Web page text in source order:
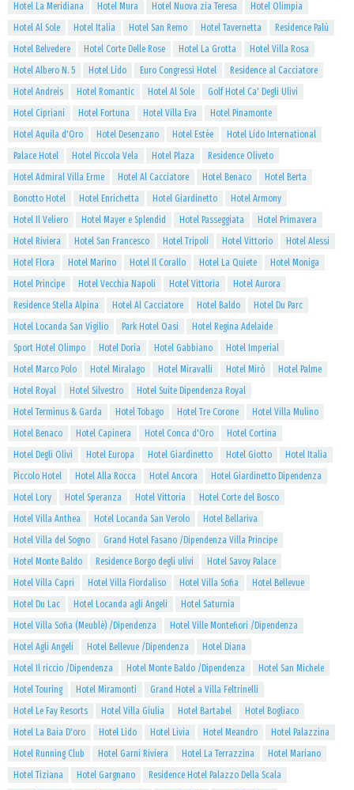
Hotel La Meridiana
Hotel Mura Hotel Nuova zia Teresa
Hotel Olimpia
Hotel Al Sole
Hotel Italia Hotel San Remo Hotel Tavernetta
Residence Palù
Hotel Belvedere
Hotel Corte Delle Rose Hotel La Grotta
Hotel Villa Rosa
Hotel Albero N. 5
Hotel Lido Euro Congressi Hotel
Residence al Cacciatore
Hotel Andreis
Hotel Romantic Hotel Al Sole
Golf Hotel Ca' Degli Ulivi
Hotel Cipriani
Hotel Fortuna Hotel Villa Eva
Hotel Pinamonte
Hotel Aquila d'Oro
Hotel Desenzano Hotel Estée
Hotel Lido International
Palace Hotel
Hotel Piccola Vela Hotel Plaza
Residence Oliveto
Hotel Admiral Villa Erme
Hotel Al Cacciatore Hotel Benaco
Hotel Berta
Bonotto Hotel
Hotel Enrichetta Hotel Giardinetto
Hotel Armony
Hotel Il Veliero
Hotel Mayer e Splendid Hotel Passeggiata
Hotel Primavera
Hotel Riviera
Hotel San Francesco Hotel Tripoli Hotel Vittorio
Hotel Alessi
Hotel Flora
Hotel Marino Hotel Il Corallo Hotel La Quiete
Hotel Moniga
Hotel Principe
Hotel Vecchia Napoli Hotel Vittoria
Hotel Aurora
Residence Stella Alpina
Hotel Al Cacciatore Hotel Baldo
Hotel Du Parc
Hotel Locanda San Vigilio
Park Hotel Oasi
Hotel Regina Adelaide
Sport Hotel Olimpo
Hotel Doria Hotel Gabbiano
Hotel Imperial
Hotel Marco Polo
Hotel Miralago Hotel Miravalli Hotel Mirò
Hotel Palme
Hotel Royal
Hotel Silvestro
Hotel Suite Dipendenza Royal
Hotel Terminus & Garda
Hotel Tobago Hotel Tre Corone
Hotel Villa Mulino
Hotel Benaco
Hotel Capinera Hotel Conca d'Oro
Hotel Cortina
Hotel Degli Olivi
Hotel Europa Hotel Giardinetto Hotel Giotto
Hotel Italia
Piccolo Hotel
Hotel Alla Rocca Hotel Ancora
Hotel Giardinetto Dipendenza
Hotel Lory
Hotel Speranza Hotel Vittoria
Hotel Corte del Bosco
Hotel Villa Anthea
Hotel Locanda San Verolo
Hotel Bellariva
Hotel Villa del Sogno
Grand Hotel Fasano /Dipendenza Villa Principe
Hotel Monte Baldo
Residence Borgo degli ulivi
Hotel Savoy Palace
Hotel Villa Capri
Hotel Villa Fiordaliso Hotel Villa Sofia
Hotel Bellevue
Hotel Du Lac
Hotel Locanda agli Angeli
Hotel Saturnia
Hotel Villa Sofia (Meublè) /Dipendenza
Hotel Ville Montefiori /Dipendenza
Hotel Agli Angeli
Hotel Bellevue /Dipendenza
Hotel Diana
Hotel Il riccio /Dipendenza
Hotel Monte Baldo /Dipendenza
Hotel San Michele
Hotel Touring
Hotel Miramonti
Grand Hotel a Villa Feltrinelli
Hotel Le Fay Resorts
Hotel Villa Giulia Hotel Bartabel
Hotel Bogliaco
Hotel La Baia D'oro
Hotel Lido Hotel Livia Hotel Meandro
Hotel Palazzina
Hotel Running Club
Hotel Garni Riviera Hotel La Terrazzina
Hotel Mariano
Hotel Tiziana
Hotel Gargnano
Residence Hotel Palazzo Della Scala